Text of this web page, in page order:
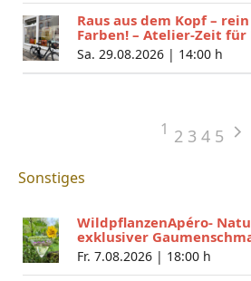
Raus aus dem Kopf –
Farben! – Atelier-Zeit für
Sa. 29.08.2026 | 14:00 h
1 2 3 4 5
Sonstiges
WildpflanzenApéro-
exklusiver
Fr. 7.08.2026 | 18:00 h